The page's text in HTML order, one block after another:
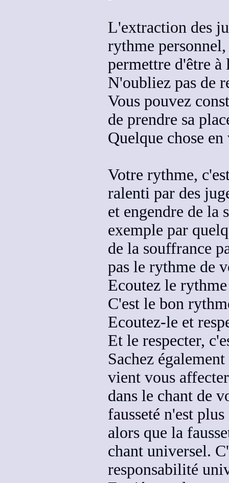
L'extraction des
rythme
permettre d'être à
N'oubliez pas de
Vous pouvez
de prendre sa
Quelque chose
Votre rythme,
ralenti par des
et engendre de la
exemple par
de la souffrance
pas le rythme de
Ecoutez le
C'est le bon
Ecoutez-le et
Et le respecter,
Sachez
vient vous affecter
dans le chant de
fausseté n'est
alors que la
chant universel.
responsabilité